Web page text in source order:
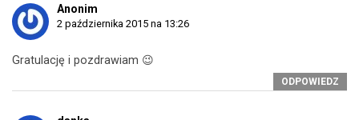
Anonim
2 października 2015 na 13:26
Gratulację i pozdrawiam 😉
ODPOWIEDZ